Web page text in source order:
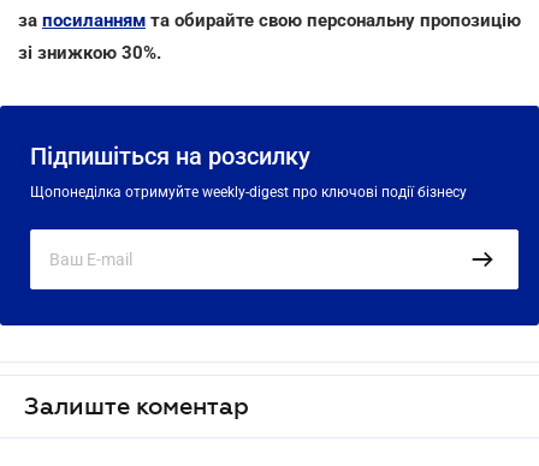
за посиланням та обирайте свою персональну пропозицію
зі знижкою 30%.
Підпишіться на розсилку
Щопонеділка отримуйте weekly-digest про ключові події бізнесу
Залиште коментар